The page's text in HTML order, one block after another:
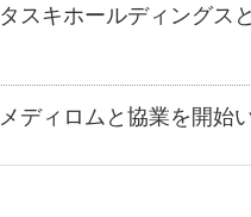
スキホールディングス
ディロムと協業を開始